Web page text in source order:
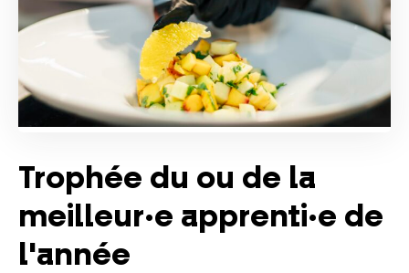
Trophée du ou de la
meilleur·e apprenti·e de
l'année